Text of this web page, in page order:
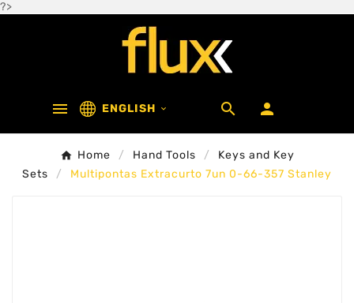
?>
 ENGLISH   
Home Hand Tools
Keys and Key
Sets
Multipontas Extracurto 7un 0-66-357 Stanley